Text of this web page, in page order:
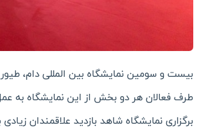
بیست و سومین نمایشگاه بین المللی دام،
طرف فعالان هر دو بخش از این نمایشگاه به
برگزاری نمایشگاه شاهد بازدید علاقمندان زیادی